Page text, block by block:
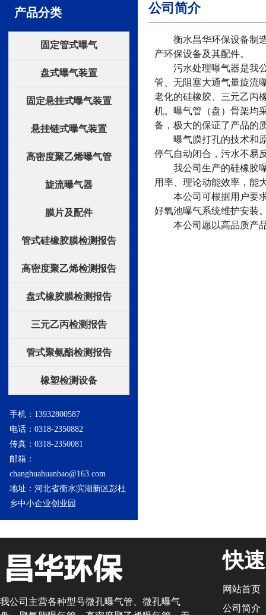
产品分类
固定管式曝气
盘式曝气装置
固定悬挂式曝气装置
悬挂链式曝气装置
高密度聚乙烯曝气管
旋流曝气器
膜片及配件
管式硅橡胶膜检测报告
高密度聚乙烯检测报告
盘式橡胶膜检测报告
三元乙丙检测报告
管式聚氨酯检测报告
橡塑检测设备
手机：13932800587
电话：0318-2350882
传真：0318-2350081
邮箱：
changhuahuanbao@163.com
地址：河北省衡水滨湖新区彭杜
乡中小企业创业园
公司简介
衡水昌华环保设备制造
产环保设备及其配件。
污水处理曝气器是我公
管、无阻塞大通气量旋流
老化的硅橡胶、三元乙丙
机。曝气管（盘）骨架均
备，极大的保证了产品的
曝气膜打孔的技术和原
停气自动闭合，污水不易
我公司生产的硅橡胶曝
用率、理论动能效率，能
本公司可根据用户要求
好氧池曝气系统维护安装
本公司愿以高品质产品
我公司主营各种型号微孔曝气管、微孔曝气
快
网站首页
公司简介